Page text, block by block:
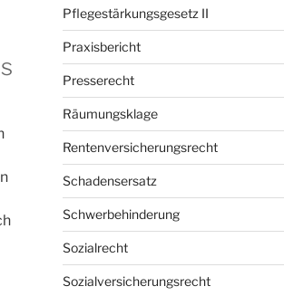
Pflegestärkungsgesetz II
Praxisbericht
Presserecht
Räumungsklage
Rentenversicherungsrecht
Schadensersatz
Schwerbehinderung
Sozialrecht
Sozialversicherungsrecht